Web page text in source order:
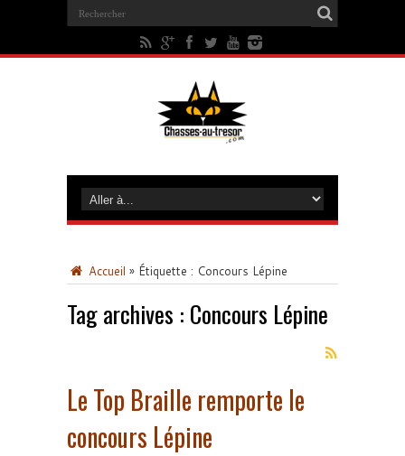
Accueil » Étiquette : Concours Lépine
Tag archives : Concours Lépine
Le Top Braille remporte le
concours Lépine